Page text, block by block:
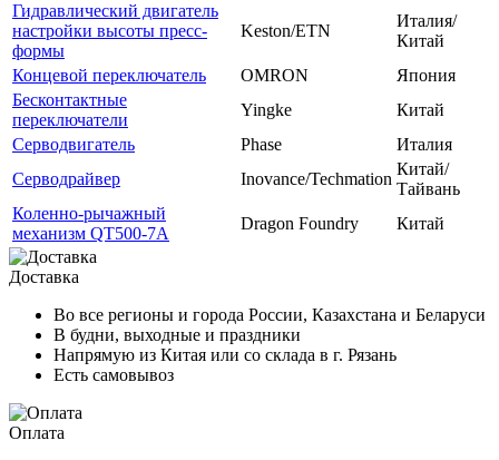
Гидравлический двигатель
настройки высоты пресс-
формы
Keston/ETN
Италия/
Китай
Концевой переключатель
OMRON
Япония
Бесконтактные
переключатели
Yingke
Китай
Серводвигатель
Phase
Италия
Серводрайвер
Inovance/Techmation
Китай/
Тайвань
Коленно-рычажный
механизм QT500-7A
Dragon Foundry Китай
Доставка
Во все регионы и города России, Казахстана и Беларуси
В будни, выходные и праздники
Напрямую из Китая или со склада в г. Рязань
Есть самовывоз
Оплата